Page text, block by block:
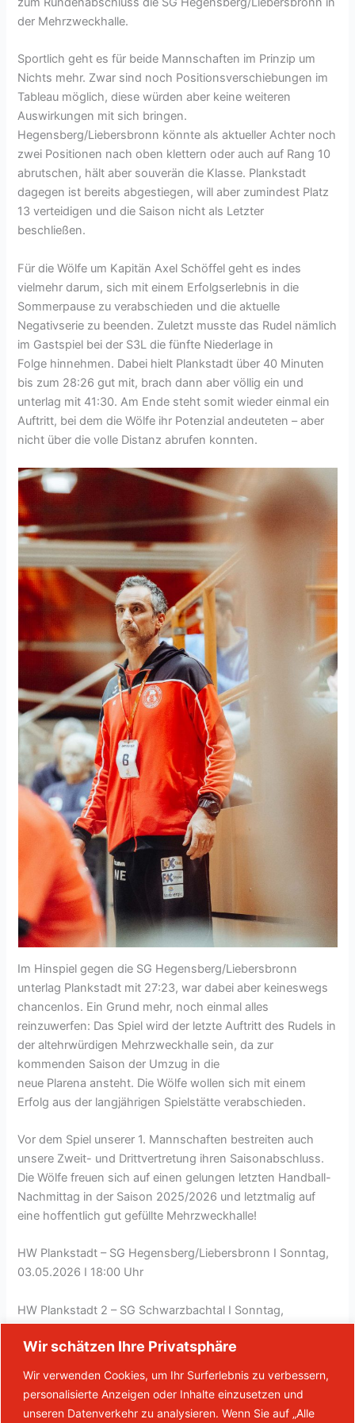
Wir schätzen Ihre Privatsphäre
Wir verwenden Cookies, um Ihr Surferlebnis zu verbessern,
personalisierte Anzeigen oder Inhalte einzusetzen und
unseren Datenverkehr zu analysieren. Wenn Sie auf „Alle
der Mehrzweckhalle.
Sportlich geht es für beide Mannschaften im Prinzip um
Nichts mehr. Zwar sind noch Positionsverschiebungen im
Tableau möglich, diese würden aber keine weiteren
Auswirkungen mit sich bringen.
Hegensberg/Liebersbronn könnte als aktueller Achter noch
zwei Positionen nach oben klettern oder auch auf Rang 10
abrutschen, hält aber souverän die Klasse. Plankstadt
dagegen ist bereits abgestiegen, will aber zumindest Platz
13 verteidigen und die Saison nicht als Letzter
beschließen.
Für die Wölfe um Kapitän Axel Schöffel geht es indes
vielmehr darum, sich mit einem Erfolgserlebnis in die
Sommerpause zu verabschieden und die aktuelle
Negativserie zu beenden. Zuletzt musste das Rudel nämlich
im Gastspiel bei der S3L die fünfte Niederlage in
Folge hinnehmen. Dabei hielt Plankstadt über 40 Minuten
bis zum 28:26 gut mit, brach dann aber völlig ein und
unterlag mit 41:30. Am Ende steht somit wieder einmal ein
Auftritt, bei dem die Wölfe ihr Potenzial andeuteten – aber
nicht über die volle Distanz abrufen konnten.
Im Hinspiel gegen die SG Hegensberg/Liebersbronn
unterlag Plankstadt mit 27:23, war dabei aber keineswegs
chancenlos. Ein Grund mehr, noch einmal alles
reinzuwerfen: Das Spiel wird der letzte Auftritt des Rudels in
der altehrwürdigen Mehrzweckhalle sein, da zur
kommenden Saison der Umzug in die
neue Plarena ansteht. Die Wölfe wollen sich mit einem
Erfolg aus der langjährigen Spielstätte verabschieden.
Vor dem Spiel unserer 1. Mannschaften bestreiten auch
unsere Zweit- und Drittvertretung ihren Saisonabschluss.
Die Wölfe freuen sich auf einen gelungen letzten Handball-
Nachmittag in der Saison 2025/2026 und letztmalig auf
eine hoffentlich gut gefüllte Mehrzweckhalle!
HW Plankstadt – SG Hegensberg/Liebersbronn I Sonntag,
03.05.2026 I 18:00 Uhr
HW Plankstadt 2 – SG Schwarzbachtal I Sonntag,